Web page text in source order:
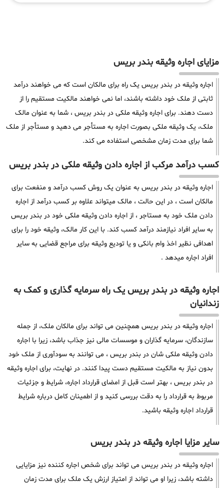
مزایای اجاره وثیقه بندر بریس
اجاره وثیقه در بندر بریس یک راه برای مالکان است که می خواهند درآمد
ثابتی از ملک خود داشته باشند، اما نمی خواهند مالکیت مستقیم را از
دست دهند. برای اجاره وثیقه ملکی در بندر بریس ، شما به عنوان مالک
ملک، یک وثیقه ملکی بصورت اجاره به مستأجر می دهید و مستأجر از ملک
شما برای مدت زمان مشخصی استفاده می کند.
کسب درآمد مرکب از اجاره دادن وثیقه ملکی در بندر بریس
اجاره وثیقه در بندر بریس به عنوان یک روش کسب درآمد و منفعت برای
مالکان است ، در این حالت ، مالک میتواند علاوه بر کسب درآمد از اجاره
دادن ملک خود به مستاجر ، از اجاره دادن وثیقه ملکی خود در بندر بریس
به سایر افراد نیازمند درآمد کسب کند. با این کار مالک، وثیقه خود را برای
اهدافی نظیر اخذ وام بانکی و یا تودیع وثیقه برای مراجع قضایی به سایر
افراد اجاره میدهد .
اجاره وثیقه در بندر بریس یک راه سرمایه گذاری و کمک به
زندانیان
اجاره وثیقه در بندر بریس همچنین می تواند برای مالکان ملک، از جمله
سازندگان، سرمایه گذاران و موسسات مالی نیز جذاب باشد، زیرا با اجاره
دادن وثیقه ملکی شان در بندر بریس ، می توانند به سودآوری از ملک خود
بدون نیاز به مالکیت مستقیم دست پیدا کنند. در نهایت، برای اجاره وثیقه
در بندر بریس ، بهتر است قبل از امضای قرارداد اجاره، شرایط و جزئیات
مربوط به قرارداد را به دقت بررسی کنید و از اطمینان کامل درباره شرایط
قرارداد اجاره وثیقه باشید.
سایر مزایا اجاره وثیقه در بندر بریس
اجاره وثیقه در بندر بریس می تواند برای شخص اجاره کننده نیز مزایایی
داشته باشد، زیرا او می تواند از امتیاز ارزش یک ملک برای مدت زمان